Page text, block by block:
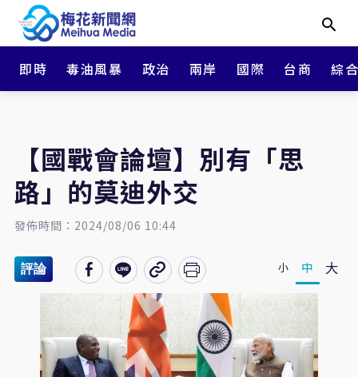
即時 毒油風暴 政治 兩岸 國際 台商 綜
【國戰會論壇】別有「思
路」的莫迪外交
發佈時間：2024/08/06 10:44
評論 小 中 大